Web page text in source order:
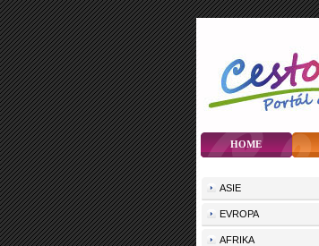
HOME
ASIE
EVROPA
AFRIKA